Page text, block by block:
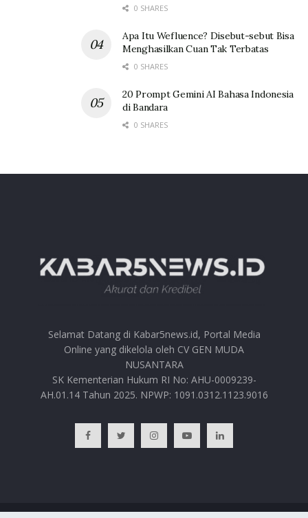
0 SHARES
Apa Itu Wefluence? Disebut-sebut Bisa
Menghasilkan Cuan Tak Terbatas
0 SHARES
20 Prompt Gemini AI Bahasa Indonesia
di Bandara
0 SHARES
Selamat Datang di Kabar5news.id, Portal Media
Online yang dikelola oleh CV GEN MUDA
NUSANTARA
SK Kementerian Hukum RI No: AHU-0009239-
AH.01.14 Tahun 2025. NPWP: 1091.0312.1123.9016